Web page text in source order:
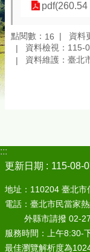
pdf(260.54
點閱數： 16
資料
資料檢視：115-
資料維護：臺北
:::
更新日期
115-08-
地址：110204 臺北市
電話：臺北市民當家
外縣市請撥 02-
服務時間：上午8:30-
最佳瀏覽解析度為